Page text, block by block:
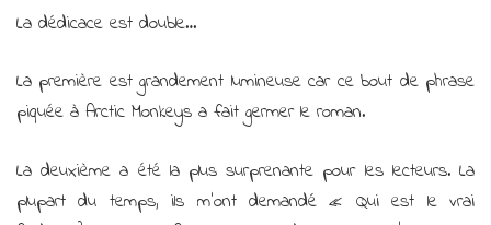
La dédicace est double…
La première est grandement lumineuse car ce bout de phrase
piquée à Arctic Monkeys a fait germer le roman.
La deuxième a été la plus surprenante pour les lecteurs. La
plupart du temps, ils m’ont demandé « Qui est le vrai